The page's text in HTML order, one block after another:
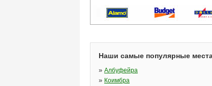
Наши самые популярные
» Албуфейра
» Коимбра